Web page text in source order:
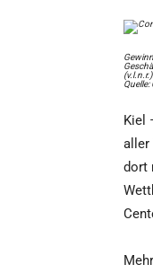
(v.l.n.r.)
Quelle:
Kiel
aller
dort